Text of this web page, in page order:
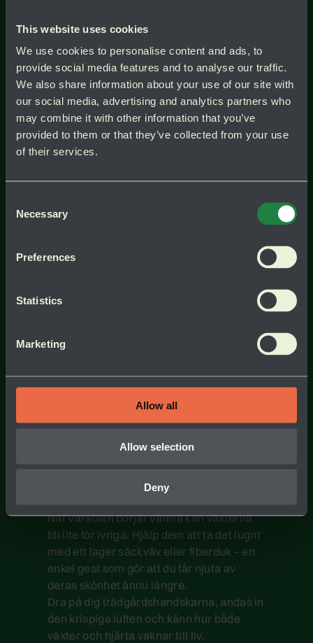
This website uses cookies
We use cookies to personalise content and ads, to
provide social media features and to analyse our traffic.
We also share information about your use of our site with
our social media, advertising and analytics partners who
may combine it with other information that you’ve
provided to them or that they’ve collected from your use
of their services.
Selection
Necessary
Preferences
Statistics
Marketing
Allow all
Allow selection
Deny
BÖRJA UTOMHUS – STÄDA OCH
FÖRBERED RABATTERNA
Våren smyger i gång, och varje liten
blomma som tittar upp påminner oss om
allt som väntar. Redan i mars kan du börja
förbereda trädgården – så fort marken
torkat upp. Börja med att plocka bort
maskmat.
ytan kan små skott redan vara på väg. Ett
extra lager löv ger dem ett varmt vårtäcke
ETT NYTT LIV
överblommade vårlökarna du haft i kruka.
De har gjort sitt inomhus, men livet i dem
är långt ifrån över. Plantera ut dem i
en dag när jorden inte är frusen, så
lökarna får en bra start.
När vårsolen börjar värma kan växterna
bli lite för ivriga. Hjälp dem att ta det lugnt
med ett lager säckväv eller fiberduk – en
enkel gest som gör att du får njuta av
deras skönhet ännu längre.
Dra på dig trädgårdshandskarna, andas in
den krispiga luften och känn hur både
växter och hjärta vaknar till liv.